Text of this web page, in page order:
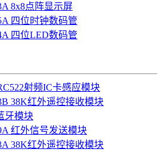
8x8点阵显示屏
四位时钟数码管
四位LED数码管
射频IC卡感应模块
38K红外遥控接收模块
牙模块
红外信号发送模块
38K红外遥控接收模块